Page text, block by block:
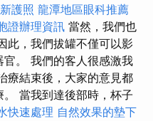
護照 龍潭地區眼科推薦
證辦理資訊 當然，我們也
此，我們拔罐不僅可以影
。 我們的客人很感激我
療結束後，大家的意見都
當我到達後部時，杯子
快速處理 自然效果的墊下